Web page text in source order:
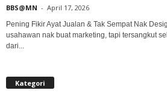
BBS@MN - April 17, 2026
Pening Fikir Ayat Jualan & Tak Sempat Nak
usahawan nak buat marketing, tapi tersangkut
dari...
Kategori